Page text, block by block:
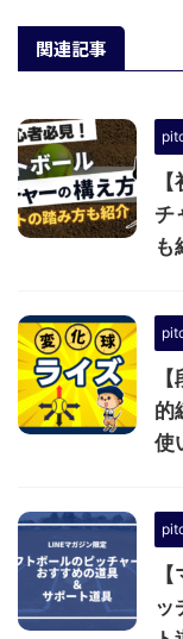
関連記事
チ
も
的
使
ッ